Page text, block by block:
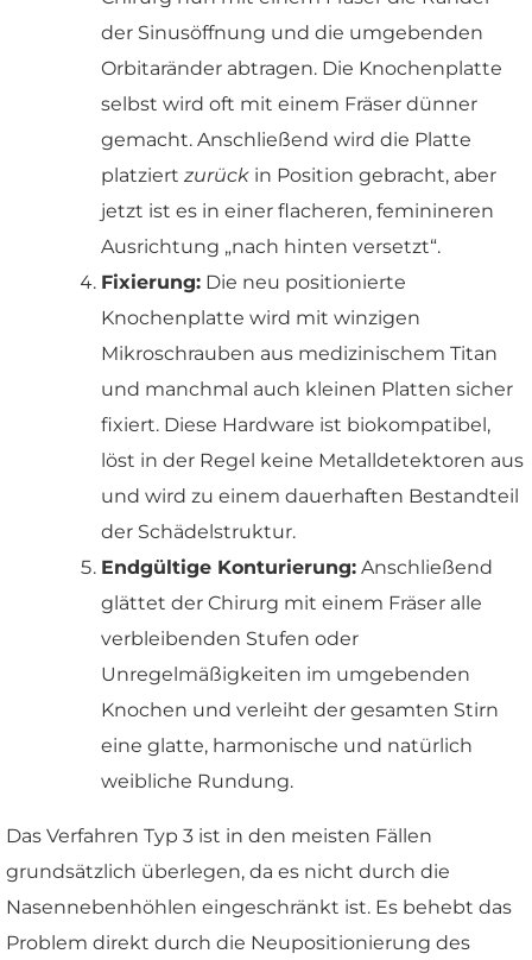
der Sinusöffnung und die umgebenden
Orbitaränder abtragen. Die Knochenplatte
selbst wird oft mit einem Fräser dünner
gemacht. Anschließend wird die Platte
platziert zurück in Position gebracht, aber
jetzt ist es in einer flacheren, feminineren
Ausrichtung „nach hinten versetzt“.
Fixierung: Die neu positionierte
Knochenplatte wird mit winzigen
Mikroschrauben aus medizinischem Titan
und manchmal auch kleinen Platten sicher
fixiert. Diese Hardware ist biokompatibel,
löst in der Regel keine Metalldetektoren aus
und wird zu einem dauerhaften Bestandteil
der Schädelstruktur.
Endgültige Konturierung: Anschließend
glättet der Chirurg mit einem Fräser alle
verbleibenden Stufen oder
Unregelmäßigkeiten im umgebenden
Knochen und verleiht der gesamten Stirn
eine glatte, harmonische und natürlich
weibliche Rundung.
Das Verfahren Typ 3 ist in den meisten Fällen
grundsätzlich überlegen, da es nicht durch die
Nasennebenhöhlen eingeschränkt ist. Es behebt das
Problem direkt durch die Neupositionierung des